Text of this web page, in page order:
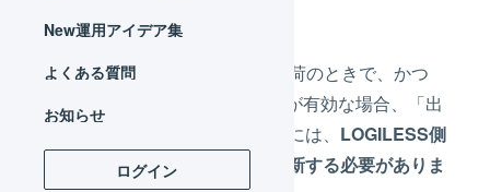
New運用アイデア集
よくある質問
お知らせ
ログイン
Amazon.co.jpで出品者出荷のときで、かつ
LOGILESSとの在庫連携が有効な場合、「出
荷作業日数」を変更するには、 LOGILESS側
の商品対応表の情報を更新する必要がありま